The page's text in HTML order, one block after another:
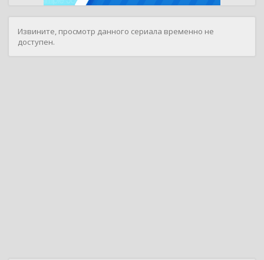
Извините, просмотр данного сериала временно не
доступен.